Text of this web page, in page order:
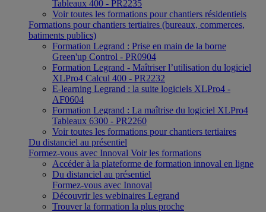
Tableaux 400 - PR2235
Voir toutes les formations pour chantiers résidentiels
Formations pour chantiers tertiaires (bureaux, commerces,
batiments publics)
Formation Legrand : Prise en main de la borne
Green'up Control - PR0904
Formation Legrand - Maîtriser l’utilisation du logiciel
XLPro4 Calcul 400 - PR2232
E-learning Legrand : la suite logiciels XLPro4 -
AF0604
Formation Legrand : La maîtrise du logiciel XLPro4
Tableaux 6300 - PR2260
Voir toutes les formations pour chantiers tertiaires
Du distanciel au présentiel
Formez-vous avec Innoval Voir les formations
Accéder à la plateforme de formation innoval en ligne
Du distanciel au présentiel
Formez-vous avec Innoval
Découvrir les webinaires Legrand
Trouver la formation la plus proche